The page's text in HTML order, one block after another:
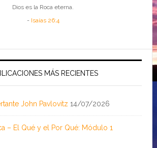
Dios es la Roca eterna.
- Isaías 26:4
MÁS RECIENTES
John Pavlovitz 14/07/2026
– El Qué y el Por Qué: Módulo 1